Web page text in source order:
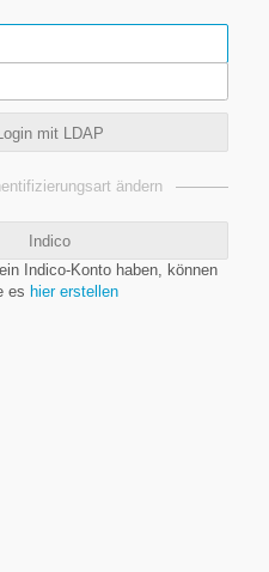
mit LDAP
ändern
Indico
Indico-Konto haben, können
es hier erstellen